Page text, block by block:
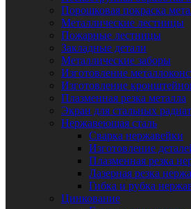
Порошковая покраска
Металлические лестницы
Пожарные лестницы
Закладные детали
Металлические заборы
Изготовление
Изготовление
Плазменная резка металла
Экран для стальных
Нержавеющая сталь
Сварка нержавейки
Изготовление
Плазменная резка
Лазерная резка
Гибка и рубка
Цинкование